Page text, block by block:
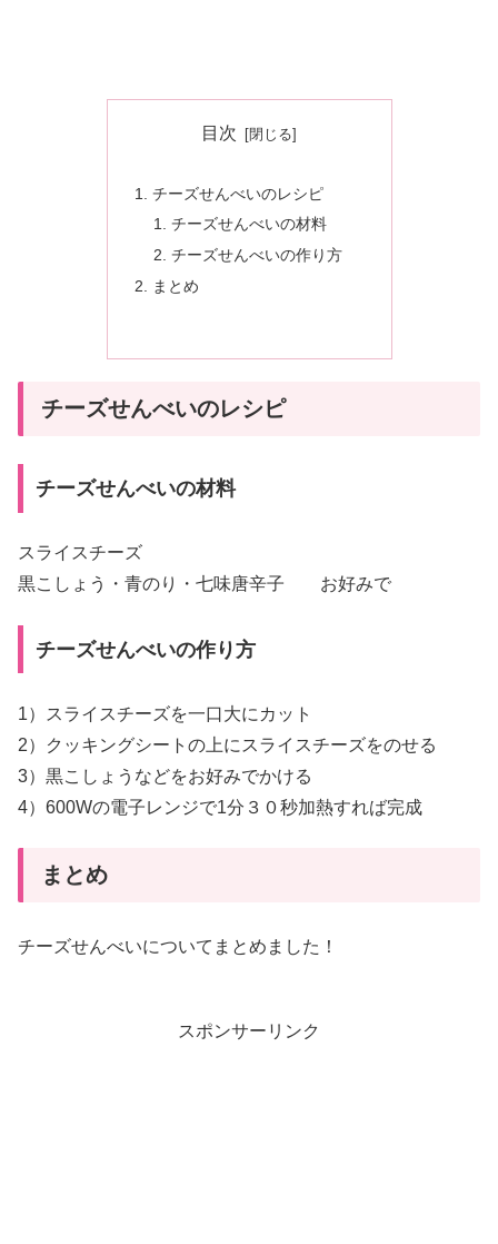
目次
チーズせんべいのレシピ
チーズせんべいの材料
チーズせんべいの作り方
まとめ
チーズせんべいのレシピ
チーズせんべいの材料
スライスチーズ
黒こしょう・青のり・七味唐辛子 お好みで
チーズせんべいの作り方
1）スライスチーズを一口大にカット
2）クッキングシートの上にスライスチーズをのせる
3）黒こしょうなどをお好みでかける
4）600Wの電子レンジで1分３０秒加熱すれば完成
まとめ
チーズせんべいについてまとめました！
スポンサーリンク